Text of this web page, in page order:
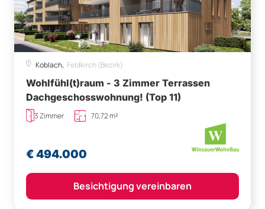
Koblach, Feldkirch (Bezirk)
Wohlfühl(t)raum - 3 Zimmer Terrassen
Dachgeschosswohnung! (Top 11)
3 Zimmer 70,72 m²
€ 494.000
Besichtigung vereinbaren